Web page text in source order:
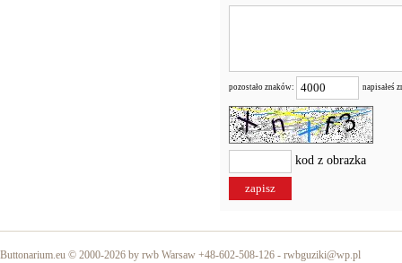
pozostało znaków: napisałeś
kod z obrazka
Buttonarium.eu © 2000-2026 by rwb Warsaw +48-602-508-126 - rwbguziki@wp.pl